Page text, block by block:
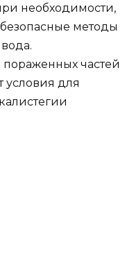
необходимости,
методы
частей
условия для